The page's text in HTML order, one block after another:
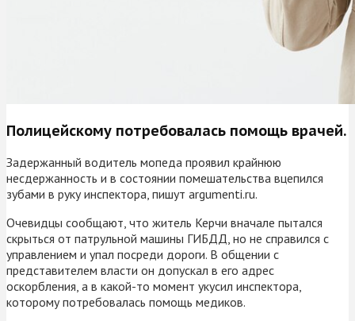
Полицейскому потребовалась помощь врачей.
Задержанный водитель мопеда проявил крайнюю
несдержанность и в состоянии помешательства вцепился
зубами в руку инспектора, пишут argumenti.ru.
Очевидцы сообщают, что житель Керчи вначале пытался
скрыться от патрульной машины ГИБДД, но не справился с
управлением и упал посреди дороги. В общении с
представителем власти он допускал в его адрес
оскорбления, а в какой-то момент укусил инспектора,
которому потребовалась помощь медиков.